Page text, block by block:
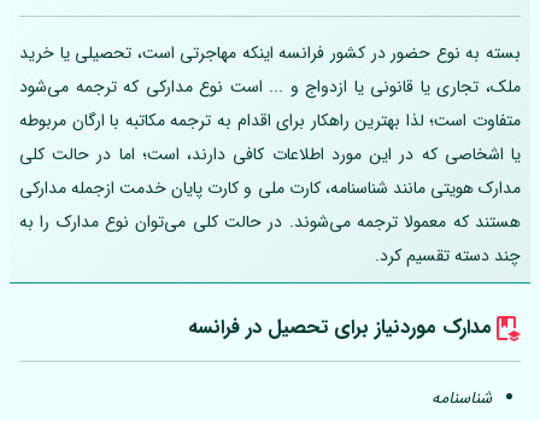
بسته به نوع حضور در کشور فرانسه اینکه مهاجرتی است، تحصیلی یا خرید
ملک، تجاری یا قانونی یا ازدواج و ... است نوع مدارکی که ترجمه می‌شود
متفاوت است؛ لذا بهترین راهکار برای اقدام به ترجمه مکاتبه با ارگان مربوطه
یا اشخاصی که در این مورد اطلاعات کافی دارند، است؛ اما در حالت کلی
مدارک هویتی مانند شناسنامه، کارت ملی و کارت پایان خدمت ازجمله مدارکی
هستند که معمولا ترجمه می‌شوند. در حالت کلی می‌توان نوع مدارک را به
چند دسته تقسیم کرد.
مدارک موردنیاز برای تحصیل در فرانسه
شناسنامه